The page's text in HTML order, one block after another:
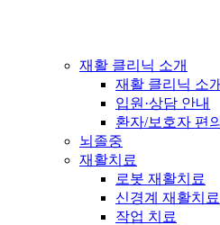
재활 클리닉 소개
재활 클리닉 소개
입원·상담 안내
환자/보호자 편
뇌졸중
재활치료
로봇 재활치료
신경계 재활치료
작업 치료